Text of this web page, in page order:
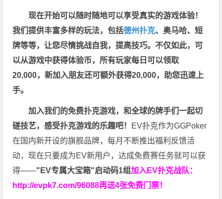
现在开始可以随时随地可以享受真实的游戏体验！
我们提供丰富多样的玩法，包括德州扑克、奥马哈、短
牌等等，让您尽情挑战自我，提高技巧。不仅如此， 可
以从游戏中获得体验币，所有玩家每日可以领取
20,000，新加入朋友还可额外获得20,000，助您迅速上
手。
加入我们的免费扑克游戏，和全球的牌手们一起切
磋技艺，感受扑克游戏的乐趣吧！ EV扑克作为GGPoker
在国内新开设的旗舰品牌，每月不断推出福利反馈活
动，现在只要成为EV新用户，达成免费赛任务就可以获
得——"EV专属大宝箱"启动码1组加入EV扑克战队：
http://evpk7.com/96088再送4张免费门票！